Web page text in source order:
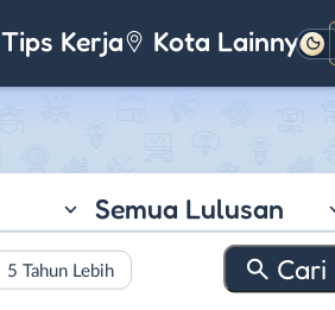
Tips Kerja Kota LainnyaGelap
Semua Lulusan
5 Tahun Lebih